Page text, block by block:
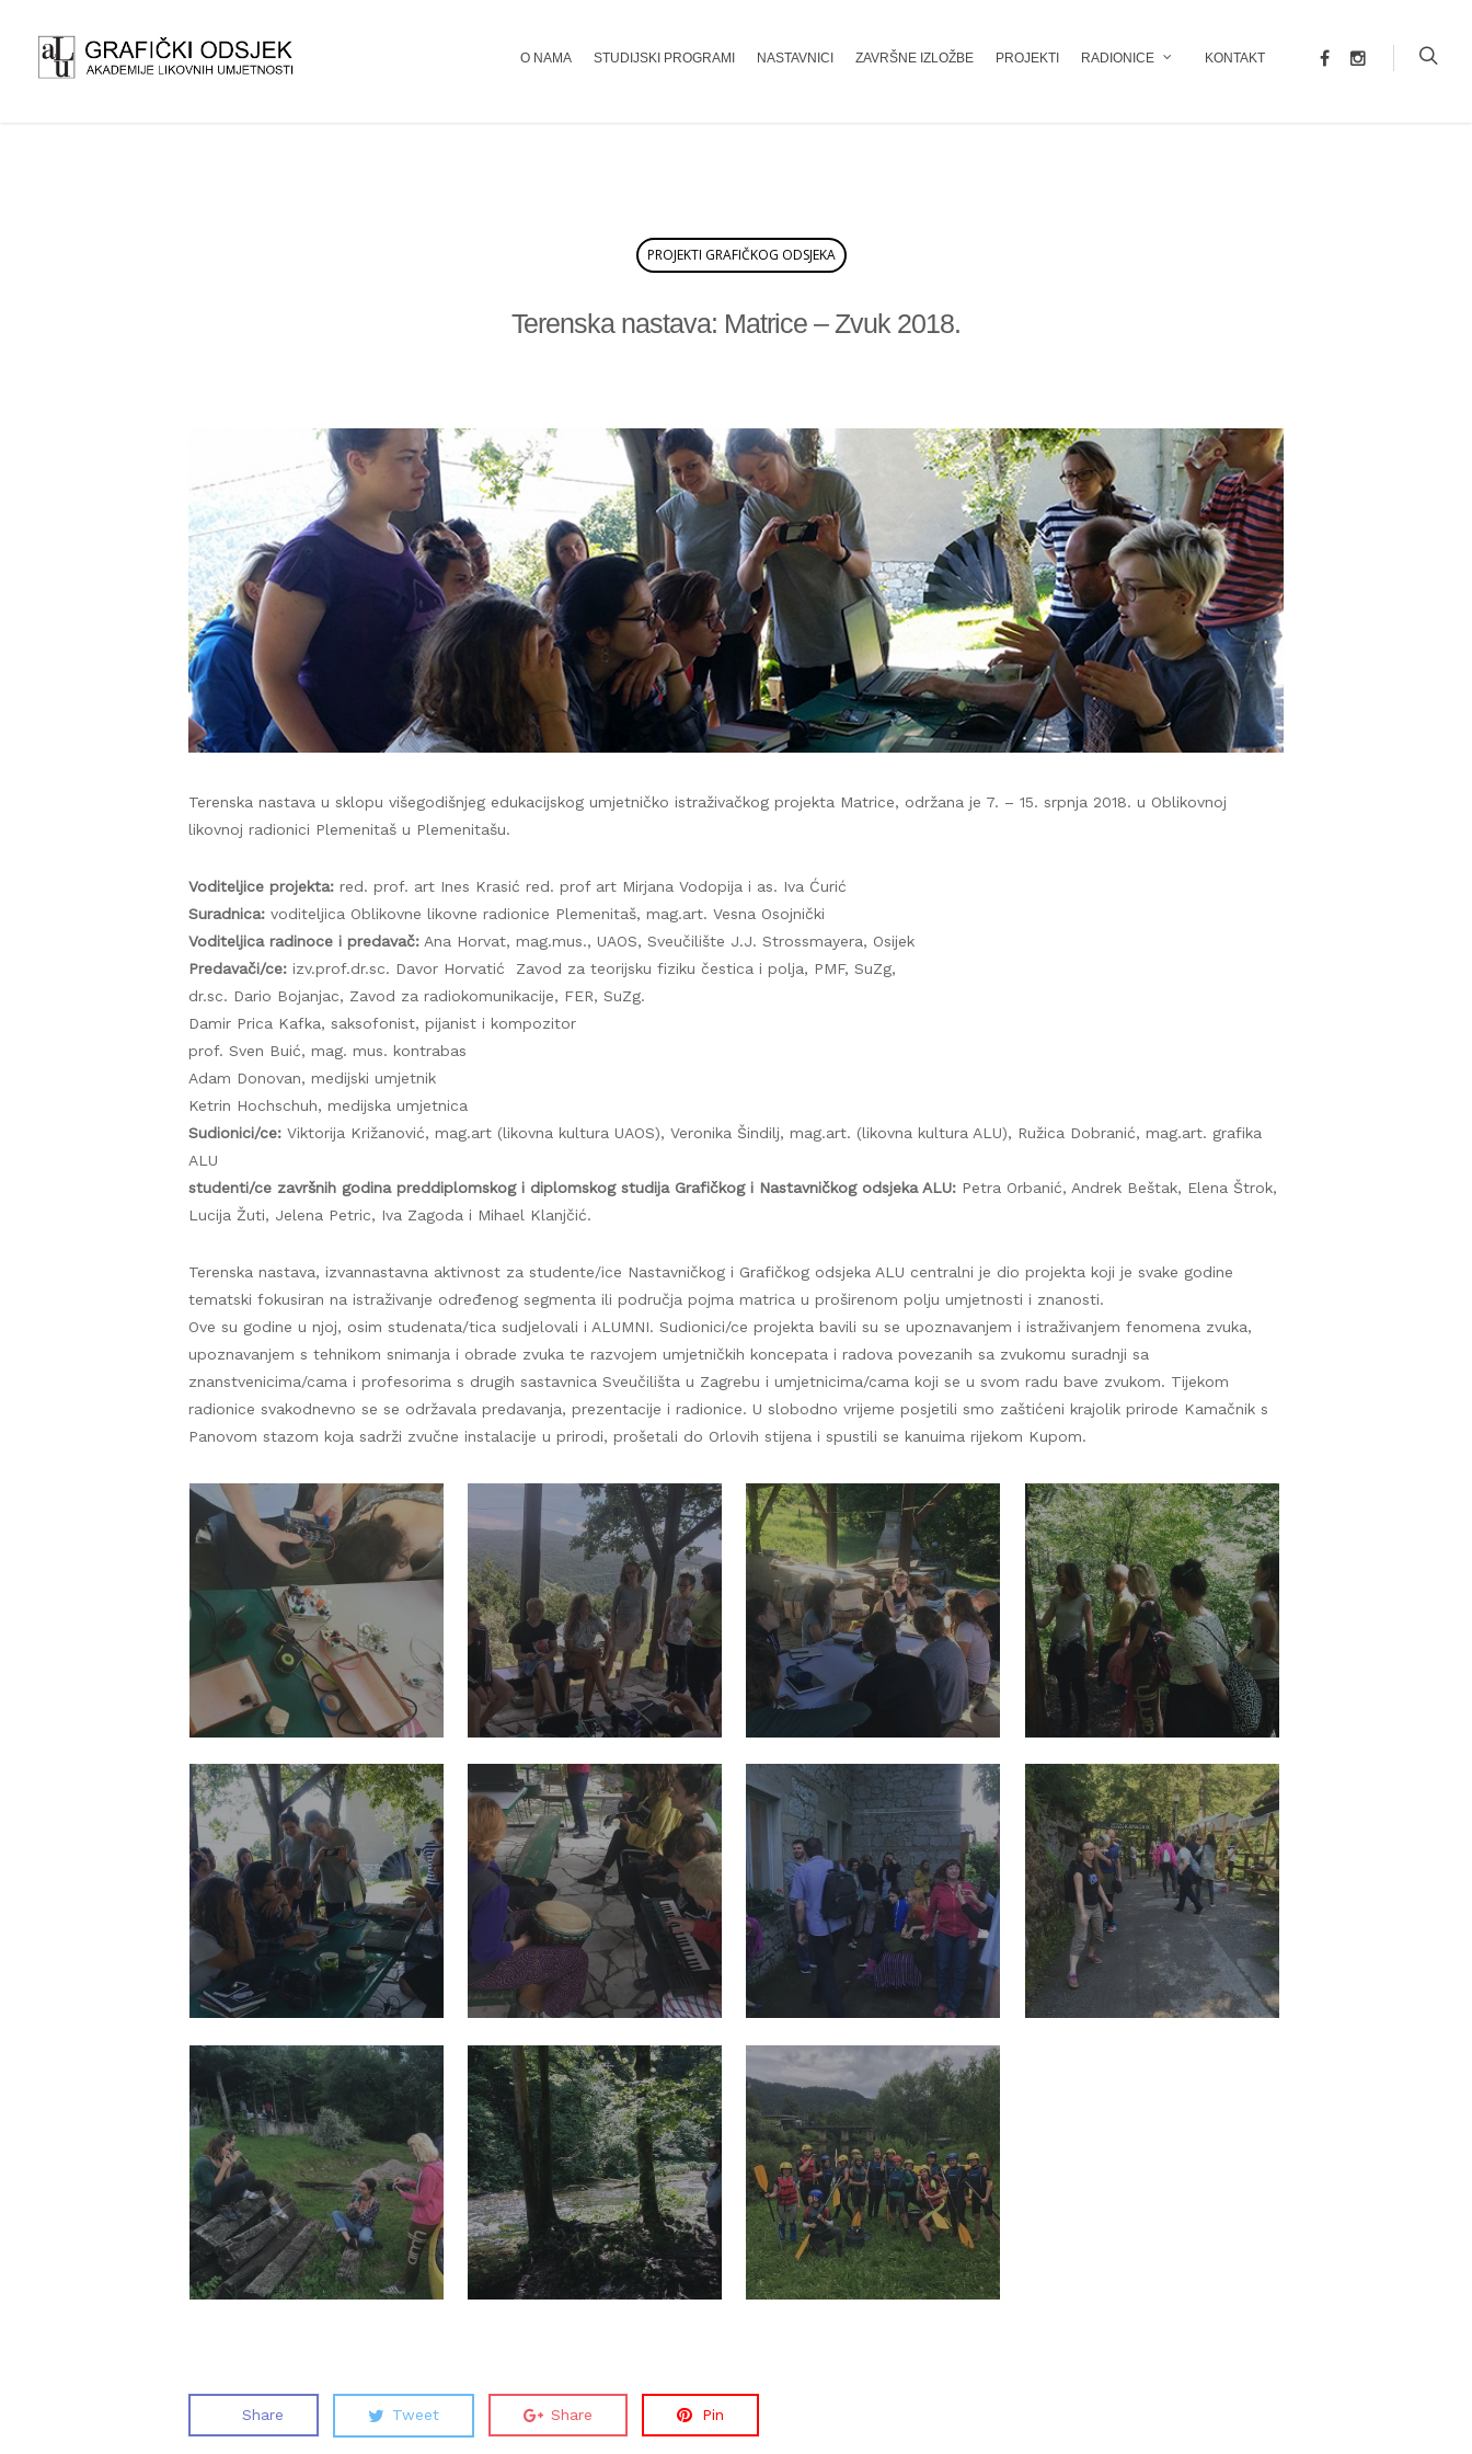
O NAMA STUDIJSKI PROGRAMI NASTAVNICI ZAVRŠNE IZLOŽBE PROJEKTI RADIONICE KONTAKT
PROJEKTI GRAFIČKOG ODSJEKA
Terenska nastava: Matrice – Zvuk 2018.
Terenska nastava u sklopu višegodišnjeg edukacijskog umjetničko istraživačkog projekta Matrice, održana je 7. – 15. srpnja 2018. u Oblikovnoj
likovnoj radionici Plemenitaš u Plemenitašu.
Voditeljice projekta: red. prof. art Ines Krasić red. prof art Mirjana Vodopija i as. Iva Ćurić
Suradnica: voditeljica Oblikovne likovne radionice Plemenitaš, mag.art. Vesna Osojnički
Voditeljica radinoce i predavač: Ana Horvat, mag.mus., UAOS, Sveučilište J.J. Strossmayera, Osijek
Predavači/ce: izv.prof.dr.sc. Davor Horvatić Zavod za teorijsku fiziku čestica i polja, PMF, SuZg,
dr.sc. Dario Bojanjac, Zavod za radiokomunikacije, FER, SuZg.
Damir Prica Kafka, saksofonist, pijanist i kompozitor
prof. Sven Buić, mag. mus. kontrabas
Adam Donovan, medijski umjetnik
Ketrin Hochschuh, medijska umjetnica
Sudionici/ce: Viktorija Križanović, mag.art (likovna kultura UAOS), Veronika Šindilj, mag.art. (likovna kultura ALU), Ružica Dobranić, mag.art. grafika
ALU
studenti/ce završnih godina preddiplomskog i diplomskog studija Grafičkog i Nastavničkog odsjeka ALU: Petra Orbanić, Andrek Beštak, Elena Štrok,
Lucija Žuti, Jelena Petric, Iva Zagoda i Mihael Klanjčić.
Terenska nastava, izvannastavna aktivnost za studente/ice Nastavničkog i Grafičkog odsjeka ALU centralni je dio projekta koji je svake godine
tematski fokusiran na istraživanje određenog segmenta ili područja pojma matrica u proširenom polju umjetnosti i znanosti.
Ove su godine u njoj, osim studenata/tica sudjelovali i ALUMNI. Sudionici/ce projekta bavili su se upoznavanjem i istraživanjem fenomena zvuka,
upoznavanjem s tehnikom snimanja i obrade zvuka te razvojem umjetničkih koncepata i radova povezanih sa zvukomu suradnji sa
znanstvenicima/cama i profesorima s drugih sastavnica Sveučilišta u Zagrebu i umjetnicima/cama koji se u svom radu bave zvukom. Tijekom
radionice svakodnevno se se održavala predavanja, prezentacije i radionice. U slobodno vrijeme posjetili smo zaštićeni krajolik prirode Kamačnik s
Panovom stazom koja sadrži zvučne instalacije u prirodi, prošetali do Orlovih stijena i spustili se kanuima rijekom Kupom.
Share Tweet Share Pin